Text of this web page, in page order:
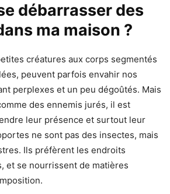
débarrasser des
ma maison ?
créatures aux corps segmentés
peuvent parfois envahir nos
perplexes et un peu dégoûtés. Mais
des ennemis jurés, il est
leur présence et surtout leur
ne sont pas des insectes, mais
Ils préfèrent les endroits
et se nourrissent de matières